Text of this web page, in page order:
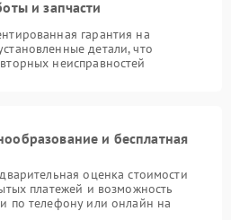
и запчасти
гарантия на
детали, что
неисправностей
и бесплатная
оценка стоимости
платежей и возможность
по телефону или онлайн на